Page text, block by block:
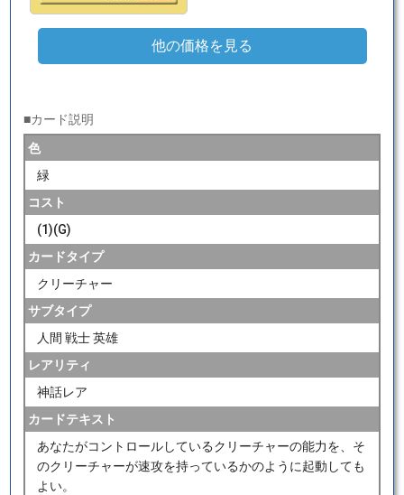
他の価格を見る
■カード説明
色
緑
コスト
(1)(G)
カードタイプ
クリーチャー
サブタイプ
人間 戦士 英雄
レアリティ
神話レア
カードテキスト
あなたがコントロールしているクリーチャーの能力を、そ
のクリーチャーが速攻を持っているかのように起動しても
よい。